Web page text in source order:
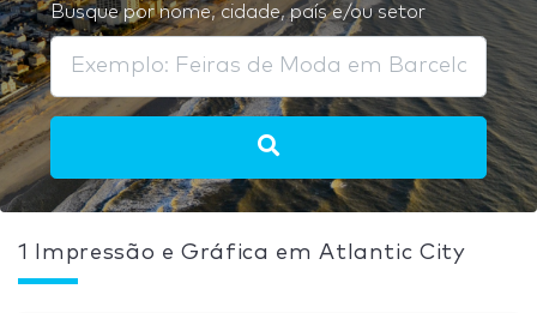
Busque por nome, cidade, país e/ou setor
1 Impressão e Gráfica em Atlantic City